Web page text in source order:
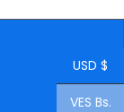
USD $
VES Bs.